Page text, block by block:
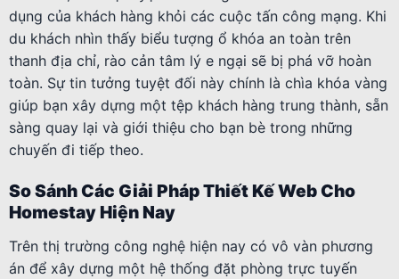
dụng của khách hàng khỏi các cuộc tấn công mạng. Khi
du khách nhìn thấy biểu tượng ổ khóa an toàn trên
thanh địa chỉ, rào cản tâm lý e ngại sẽ bị phá vỡ hoàn
toàn. Sự tin tưởng tuyệt đối này chính là chìa khóa vàng
giúp bạn xây dựng một tệp khách hàng trung thành, sẵn
sàng quay lại và giới thiệu cho bạn bè trong những
chuyến đi tiếp theo.
So Sánh Các Giải Pháp Thiết Kế Web Cho
Homestay Hiện Nay
Trên thị trường công nghệ hiện nay có vô vàn phương
án để xây dựng một hệ thống đặt phòng trực tuyến